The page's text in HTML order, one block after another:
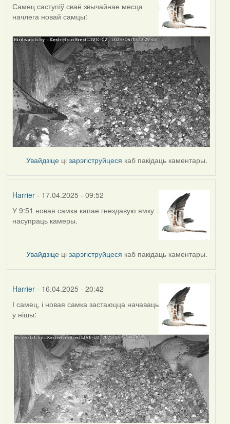
Самец саступіў сваё звычайнае месца
начлега новай самцы:
Увайдзіце цізарэгіструйцеся каб пакідаць каментары.
Harrier- 17.04.2025 - 09:52
У 9:51 новая самка капае гнездавую ямку
насупраць камеры.
Увайдзіце цізарэгіструйцеся каб пакідаць каментары.
Harrier- 16.04.2025 - 20:42
І самец, і новая самка застаюцца начаваць
у нішы: